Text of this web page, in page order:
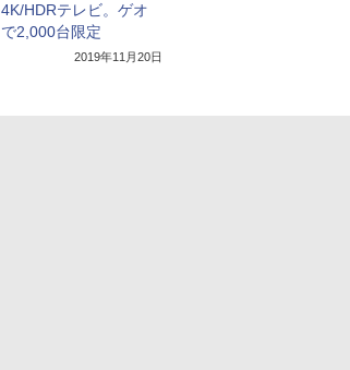
4K/HDRテレビ。ゲオ
で2,000台限定
2019年11月20日